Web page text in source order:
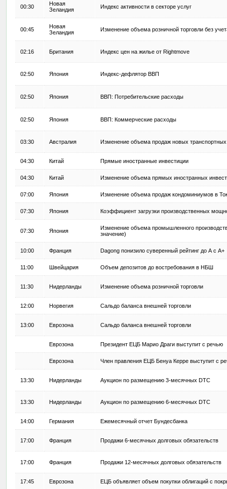
00:30
Новая
Зеландия
Индекс активности в секторе услуг
00:45
Новая
Зеландия
Изменение объема розничной торговли без
02:16 Британия Индекс цен на жилье от Rightmove
02:50 Япония Индекс-дефлятор ВВП
02:50 Япония ВВП: Потребительские расходы
02:50 Япония ВВП: Коммерческие расходы
03:30 Австралия Изменение объема продаж новых транспортных
04:30 Китай Прямые иностранные инвестиции
04:30 Китай Изменение объема прямых иностранных
07:00 Япония Изменение объема продаж кондоминиумов в
07:30 Япония Коэффициент загрузки производственных
07:30 Япония
Изменение объема промышленного
значение)
10:00 Франция Dagong понизило суверенный рейтинг до А с A+
11:00 Швейцария Объем депозитов до востребования в НБШ
11:30 Нидерланды Изменение объема розничной торговли
12:00 Норвегия Сальдо баланса внешней торговли
13:00 Еврозона Сальдо баланса внешней торговли
Еврозона Президент ЕЦБ Марио Драги выступит с речью
Еврозона Член правления ЕЦБ Бенуа Керре выступит с
13:30 Нидерланды Аукцион по размещению 3-месячных DTC
13:30 Нидерланды Аукцион по размещению 6-месячных DTC
14:00 Германия Ежемесячный отчет Бундесбанка
17:00 Франция Продажи 6-месячных долговых обязательств
17:00 Франция Продажи 12-месячных долговых обязательств
17:45 Еврозона ЕЦБ объявляет объем покупки облигаций с